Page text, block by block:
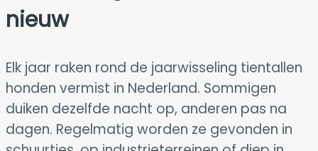
nieuw
Elk jaar raken rond de jaarwisseling tientallen
honden vermist in Nederland. Sommigen
duiken dezelfde nacht op, anderen pas na
dagen. Regelmatig worden ze gevonden in